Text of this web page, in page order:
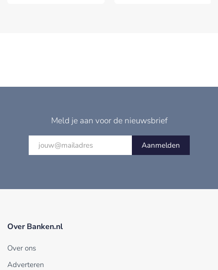
Meld je aan voor de nieuwsbrief
Aanmelden
Over Banken.nl
Over ons
Adverteren